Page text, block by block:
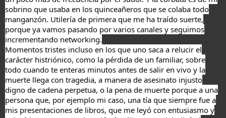
sobrino que usaba en los quinceañeros que se colaba todo
manganzón. Utilería de primera que me ha traído suerte,
porque ya vamos pasando por varios canales y seguimos
incrementando networking.
Momentos tristes incluso en los que uno saca a relucir el
carácter histriónico, como la pérdida de un familiar, sobre
todo cuando te enteras minutos antes de salir en vivo y la
muerte llega con tragedia, a manera de asesinato injusto
digno de cadena perpetua, o la pena de muerte porque a una
persona que, por ejemplo mi caso, una tía que siempre fue a
mis presentaciones de libros, que me leyó con entusiasmo y